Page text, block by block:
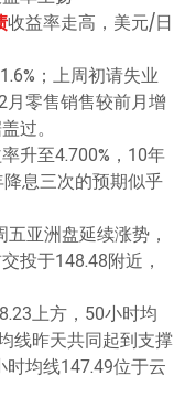
收益率走高，美元/日
；上周初请失业
零售销售较前月增
过。
升至4.700%，10年
息三次的预期似乎
亚洲盘延续涨势，
投于148.48附近，
上方，50小时均
线昨天共同起到支撑
均线147.49位于云